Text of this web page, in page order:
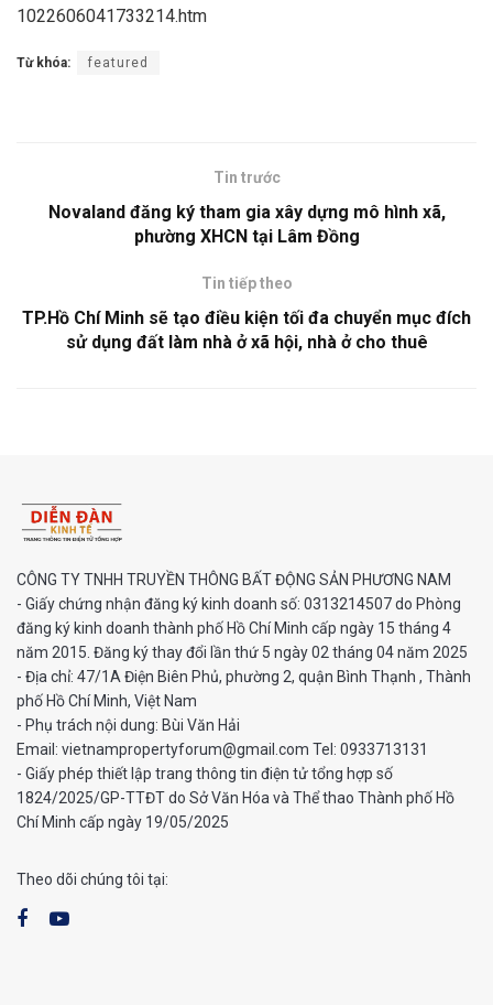
1022606041733214.htm
Từ khóa: featured
Tin trước
Novaland đăng ký tham gia xây dựng mô hình xã,
phường XHCN tại Lâm Đồng
Tin tiếp theo
TP.Hồ Chí Minh sẽ tạo điều kiện tối đa chuyển mục đích
sử dụng đất làm nhà ở xã hội, nhà ở cho thuê
CÔNG TY TNHH TRUYỀN THÔNG BẤT ĐỘNG SẢN PHƯƠNG NAM
- Giấy chứng nhận đăng ký kinh doanh số: 0313214507 do Phòng
đăng ký kinh doanh thành phố Hồ Chí Minh cấp ngày 15 tháng 4
năm 2015. Đăng ký thay đổi lần thứ 5 ngày 02 tháng 04 năm 2025
- Địa chỉ: 47/1A Điện Biên Phủ, phường 2, quận Bình Thạnh , Thành
phố Hồ Chí Minh, Việt Nam
- Phụ trách nội dung: Bùi Văn Hải
Email: vietnampropertyforum@gmail.com Tel: ‭0933713131
- Giấy phép thiết lập trang thông tin điện tử tổng hợp số
1824/2025/GP-TTĐT do Sở Văn Hóa và Thể thao Thành phố Hồ
Chí Minh cấp ngày 19/05/2025
Theo dõi chúng tôi tại: